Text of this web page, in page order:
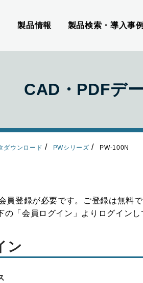
製品情報 製品検索・導入事例
CAD・PDFデ
ダウンロード PWシリーズ PW-100N
登録が必要です。ご登録は無料で
「会員ログイン」よりログインし
ン